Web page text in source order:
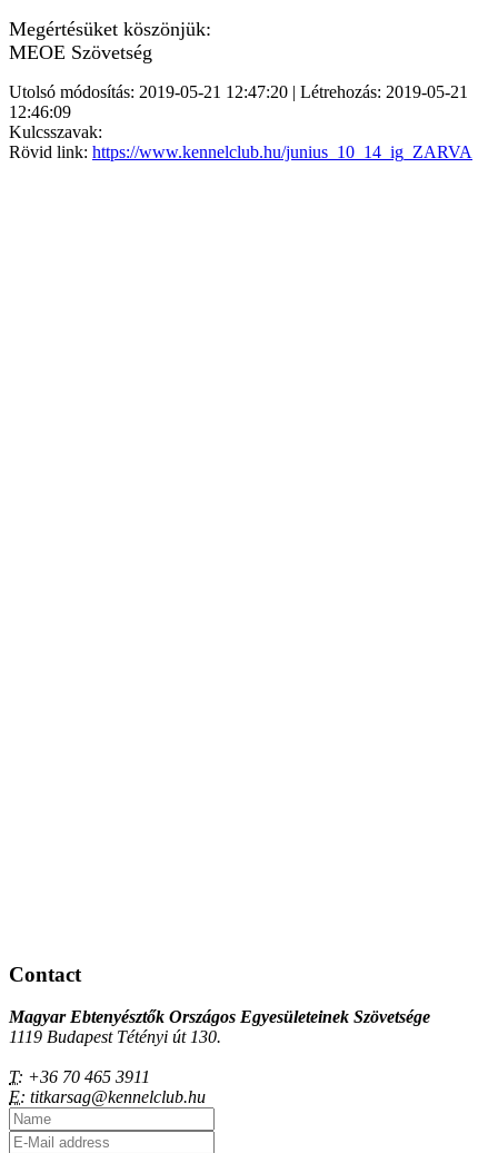
Megértésüket köszönjük:
MEOE Szövetség
Utolsó módosítás: 2019-05-21 12:47:20 | Létrehozás: 2019-05-21
12:46:09
Kulcsszavak:
Rövid link: https://www.kennelclub.hu/junius_10_14_ig_ZARVA
Contact
Magyar Ebtenyésztők Országos Egyesületeinek Szövetsége
1119 Budapest Tétényi út 130.
T: +36 70 465 3911
E: titkarsag@kennelclub.hu